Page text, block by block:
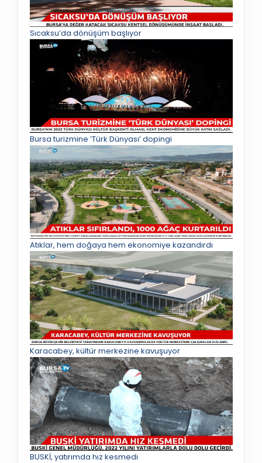
Sıcaksu’da dönüşüm başlıyor
Bursa turizmine ‘Türk Dünyası’ dopingi
Atıklar, hem doğaya hem ekonomiye kazandırdı
Karacabey, kültür merkezine kavuşuyor
BUSKİ, yatırımda hız kesmedi